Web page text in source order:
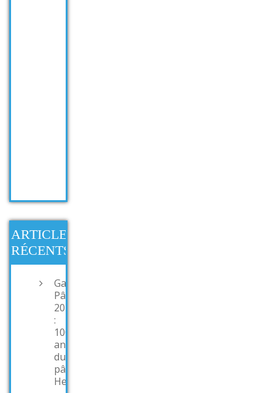
ARTICLES
RÉCENTS
Garden
Pâté
2015
:
100
ans
du
pâté
Henaff